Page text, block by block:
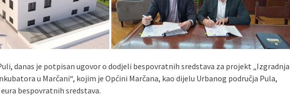
danas je potpisan ugovor o dodjeli bespovratnih sredstava za projekt „Izgradnja
u Marčani“, kojim je Općini Marčana, kao dijelu Urbanog područja Pula,
bespovratnih sredstava.